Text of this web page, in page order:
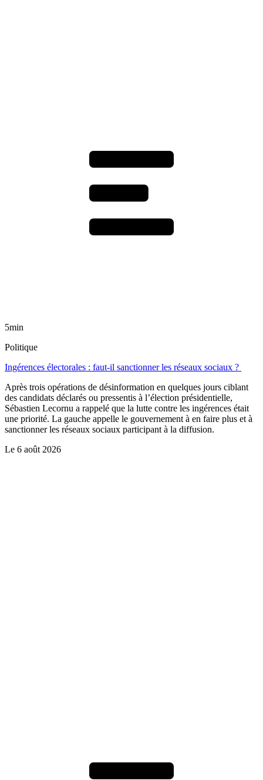
5min
Politique
Ingérences électorales : faut-il sanctionner les réseaux sociaux ?
Après trois opérations de désinformation en quelques jours ciblant
des candidats déclarés ou pressentis à l’élection présidentielle,
Sébastien Lecornu a rappelé que la lutte contre les ingérences était
une priorité. La gauche appelle le gouvernement à en faire plus et à
sanctionner les réseaux sociaux participant à la diffusion.
Le 6 août 2026